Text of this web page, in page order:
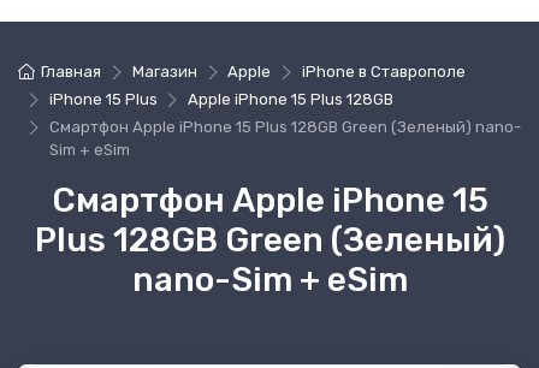
Главная Магазин Apple
iPhone в Ставрополе
iPhone 15 Plus
Apple iPhone 15 Plus 128GB
Смартфон Apple iPhone 15 Plus 128GB Green (Зеленый) nano-
Sim + eSim
Смартфон Apple iPhone 15
Plus 128GB Green (Зеленый)
nano-Sim + eSim